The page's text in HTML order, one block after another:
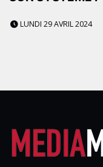
LUNDI 29 AVRIL 2024